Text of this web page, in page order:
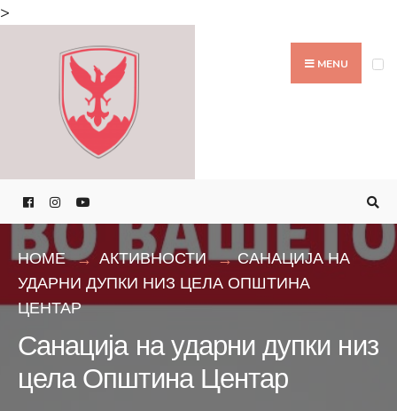
>
MENU
HOME АКТИВНОСТИ
САНАЦИЈА НА
УДАРНИ ДУПКИ НИЗ ЦЕЛА ОПШТИНА
ЦЕНТАР
Санација на ударни дупки низ
цела Општина Центар